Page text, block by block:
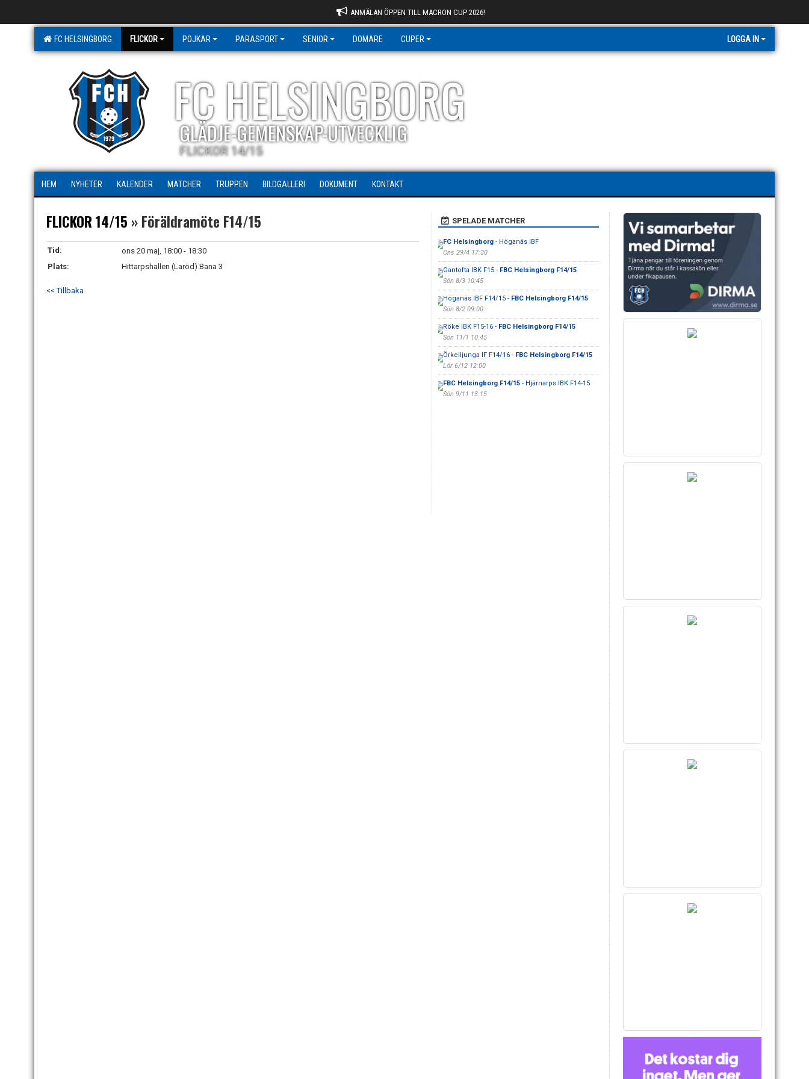
ANMÄLAN ÖPPEN TILL MACRON CUP 2026!
FC HELSINGBORG FLICKOR POJKAR PARASPORT SENIOR DOMARE CUPER LOGGA IN
FC HELSINGBORG
GLÄDJE-GEMENSKAP-UTVECKLIG
FLICKOR 14/15
HEM NYHETER KALENDER MATCHER TRUPPEN BILDGALLERI DOKUMENT KONTAKT
FLICKOR 14/15 » Föräldramöte F14/15
Tid:
ons 20 maj, 18:00 - 18:30
Plats:
Hittarpshallen (Laröd) Bana 3
<< Tillbaka
SPELADE MATCHER
FC Helsingborg- Höganäs IBF
Ons 29/4 17:30
Gantofta IBK F15 - FBC Helsingborg F14/15
Sön 8/3 10:45
Höganäs IBF F14/15 - FBC Helsingborg F14/15
Sön 8/2 09:00
Röke IBK F15-16 - FBC Helsingborg F14/15
Sön 11/1 10:45
Örkelljunga IF F14/16 - FBC Helsingborg F14/15
Lör 6/12 12:00
FBC Helsingborg F14/15- Hjärnarps IBK F14-15
Sön 9/11 13:15